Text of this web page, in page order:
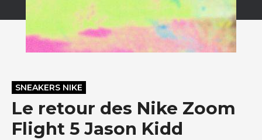
SNEAKERS NIKE
Le retour des Nike Zoom
Flight 5 Jason Kidd